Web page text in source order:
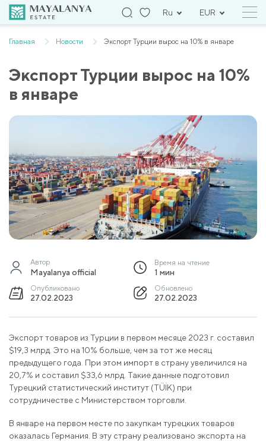
Ru EUR
Главная Новости Экспорт Турции вырос на 10% в январе
Экспорт Турции вырос на 10%
в январе
Автор
Mayalanya official
Время на чтение
1 мин
Опубликовано
27.02.2023
Обновлено
27.02.2023
Экспорт товаров из Турции в первом месяце 2023 г. составил
$19,3 млрд. Это на 10% больше, чем за тот же месяц
предыдущего года. При этом импорт в страну увеличился на
20,7% и составил $33,6 млрд. Такие данные подготовил
Турецкий статистический институт (TÜİK) при
сотрудничестве с Министерством торговли.
В январе на первом месте по закупкам турецких товаров
оказалась Германия. В эту страну реализовано экспорта на